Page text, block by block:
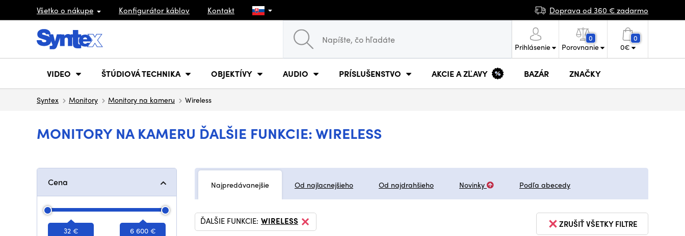
Všetko o nákupe Konfigurátor káblov Kontakt Doprava od 360 € zadarmo
Prihlásenie
0
Porovnanie
0
0€
VIDEO ŠTÚDIOVÁ TECHNIKA OBJEKTÍVY AUDIO PRÍSLUŠENSTVO AKCIE A ZĽAVY BAZÁR ZNAČKY
Syntex Monitory Monitory na kameru Wireless
MONITORY NA KAMERU ĎALŠIE FUNKCIE: WIRELESS
Cena
32 € 6 600 €
Najpredávanejšie Od najlacnejšieho Od najdrahšieho Novinky Podľa abecedy
ZRUŠIŤ VŠETKY FILTRE
ĎALŠIE FUNKCIE: WIRELESS